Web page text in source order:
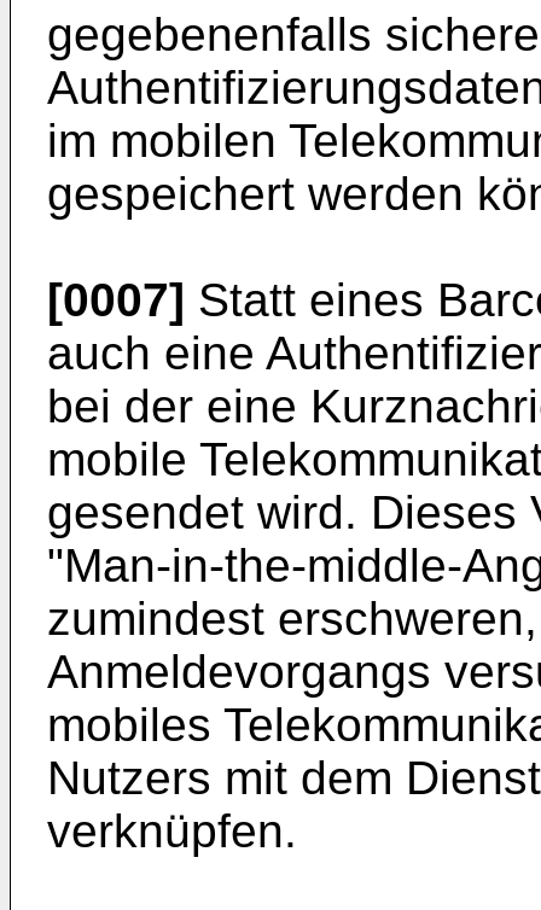
gegebenenfalls
im mobilen
gespeichert werden
[0007] Statt eines
auch eine
bei der eine
mobile
gesendet wird. Dieses
"Man-in-the-middle-
zumindest
Anmeldevorgangs
mobiles
Nutzers mit dem
verknüpfen.